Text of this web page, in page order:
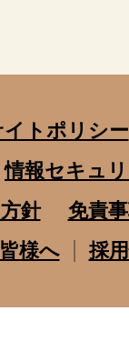
イトポリシー
情報セキュ
針
免責
様へ
採